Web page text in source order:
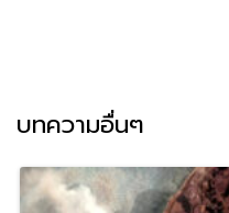
บทความอื่นๆ